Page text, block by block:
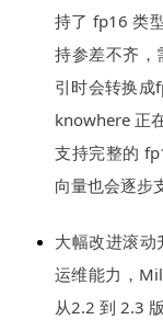
持了 fp16 类
持参差不齐，
引时会转换
knowhere 正
支持完整的
向量也会逐步
大幅改进滚
运维能力，
从2.2 到 2.3